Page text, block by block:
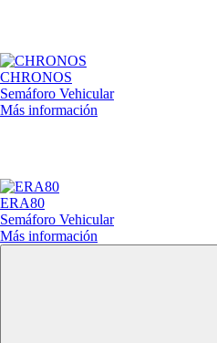
CHRONOS
Semáforo Vehicular
Más información
ERA80
Semáforo Vehicular
Más información